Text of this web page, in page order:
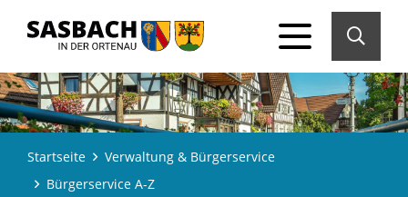
Startseite
Verwaltung & Bürgerservice
Bürgerservice A-Z